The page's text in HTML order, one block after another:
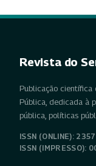
Revista do
Publicação científica
Pública, dedicada à
pública, políticas
ISSN (ONLINE):
ISSN (IMPRESSO):